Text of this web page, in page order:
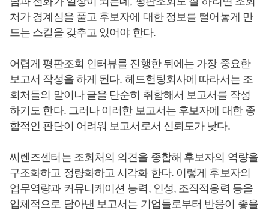
처가 경계심을 풀고 후보자에 대한 정보를 털어놓게 만
드는 스킬을 갖추고 있어야 한다.
어렵게 평판조회 인터뷰를 진행한 뒤에는 가장 중요한
보고서 작성을 하게 된다. 헤드헌팅회사에 따라서는 조
회처들의 말이나 글을 단순히 취합해서 보고서를 작성
하기도 한다. 그러나 이러한 보고서는 후보자에 대한 종
합적인 판단이 어려워 보고서로서 신뢰도가 낮다.
씨렌즈센터는 조회처의 의견을 종합해 후보자의 역량을
구조화하고 정량화하고 시각화 한다. 이렇게 후보자의
업무역량과 커뮤니케이션 능력, 인성, 조직적응력 등을
입체적으로 담아낸 보고서는 기업들로부터 반응이 좋을